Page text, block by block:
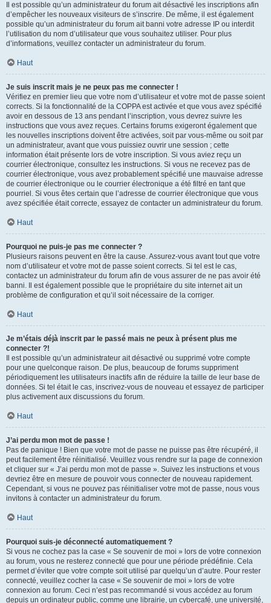
Il est possible qu’un administrateur du forum ait désactivé les inscriptions afin
d’empêcher les nouveaux visiteurs de s’inscrire. De même, il est également
possible qu’un administrateur du forum ait banni votre adresse IP ou interdit
l’utilisation du nom d’utilisateur que vous souhaitez utiliser. Pour plus
d’informations, veuillez contacter un administrateur du forum.
Haut
Je suis inscrit mais je ne peux pas me connecter !
Vérifiez en premier lieu que votre nom d’utilisateur et votre mot de passe soient
corrects. Si la fonctionnalité de la COPPA est activée et que vous avez spécifié
avoir en dessous de 13 ans pendant l’inscription, vous devrez suivre les
instructions que vous avez reçues. Certains forums exigeront également que
les nouvelles inscriptions doivent être activées, soit par vous-même ou soit par
un administrateur, avant que vous puissiez ouvrir une session ; cette
information était présente lors de votre inscription. Si vous aviez reçu un
courrier électronique, consultez les instructions. Si vous ne recevez pas de
courrier électronique, vous avez probablement spécifié une mauvaise adresse
de courrier électronique ou le courrier électronique a été filtré en tant que
pourriel. Si vous êtes certain que l’adresse de courrier électronique que vous
avez spécifiée était correcte, essayez de contacter un administrateur du forum.
Haut
Pourquoi ne puis-je pas me connecter ?
Plusieurs raisons peuvent en être la cause. Assurez-vous avant tout que votre
nom d’utilisateur et votre mot de passe soient corrects. Si tel est le cas,
contactez un administrateur du forum afin de vous assurer de ne pas avoir été
banni. Il est également possible que le propriétaire du site internet ait un
problème de configuration et qu’il soit nécessaire de la corriger.
Haut
Je m’étais déjà inscrit par le passé mais ne peux à présent plus me
connecter ?!
Il est possible qu’un administrateur ait désactivé ou supprimé votre compte
pour une quelconque raison. De plus, beaucoup de forums suppriment
périodiquement les utilisateurs inactifs afin de réduire la taille de leur base de
données. Si tel était le cas, inscrivez-vous de nouveau et essayez de participer
plus activement aux discussions du forum.
Haut
J’ai perdu mon mot de passe !
Pas de panique ! Bien que votre mot de passe ne puisse pas être récupéré, il
peut facilement être réinitialisé. Veuillez vous rendre sur la page de connexion
et cliquer sur « J’ai perdu mon mot de passe ». Suivez les instructions et vous
devriez être en mesure de pouvoir vous connecter de nouveau rapidement.
Cependant, si vous ne pouvez pas réinitialiser votre mot de passe, nous vous
invitons à contacter un administrateur du forum.
Haut
Pourquoi suis-je déconnecté automatiquement ?
Si vous ne cochez pas la case « Se souvenir de moi » lors de votre connexion
au forum, vous ne resterez connecté que pour une période prédéfinie. Cela
permet d’éviter que votre compte soit utilisé par quelqu’un d’autre. Pour rester
connecté, veuillez cocher la case « Se souvenir de moi » lors de votre
connexion au forum. Ceci n’est pas recommandé si vous accédez au forum
depuis un ordinateur public, comme une librairie, un cybercafé, une université,